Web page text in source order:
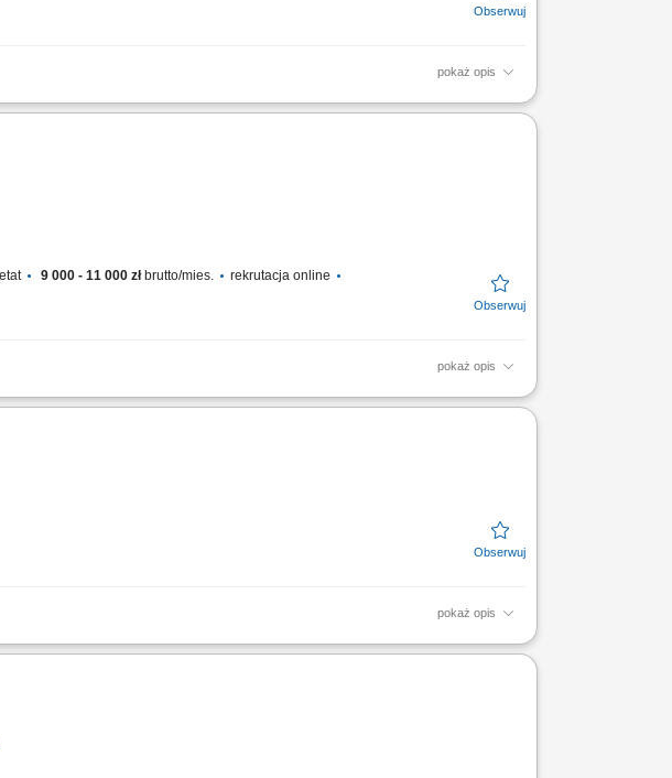
pokaż opis
- uzupełnienie oleju, smarowanie łożysk, konserwację oraz drobne
9 000 - 11 000 złbrutto/mies.
rekrutacja online
pokaż opis
oraz tarasów zewnętrznych; Montaż listew narożnych, zestawów
pokaż opis
wykonywanie prac konserwacyjnych, smarowniczych oraz